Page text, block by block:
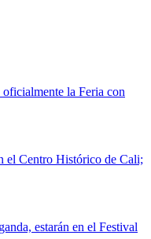
la Feria con
el Centro Histórico de Cali;
estarán en el Festival